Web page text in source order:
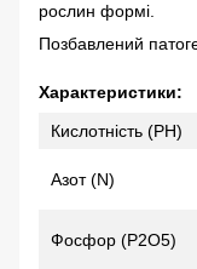
рослин формі.
Позбавлений
Характеристики:
Кислотність (PH)
Азот (N)
Фосфор (Р2О5)